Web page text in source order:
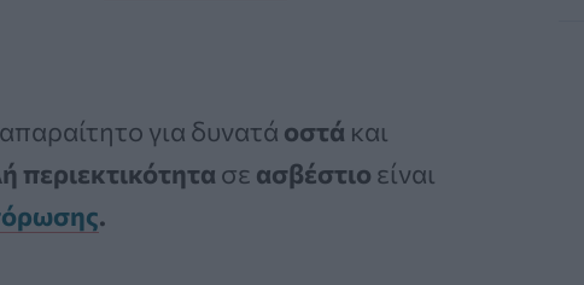
απαραίτητο για δυνατά οστά και
περιεκτικότητα σε ασβέστιο είναι
.